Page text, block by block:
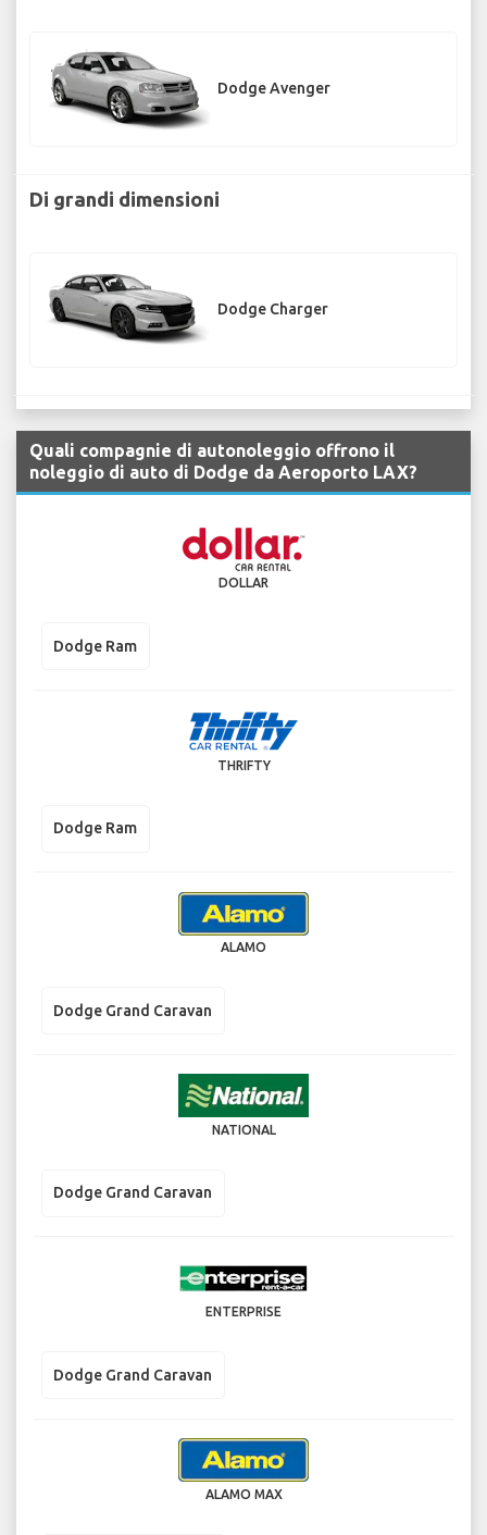
Dodge Avenger
Di grandi dimensioni
Dodge Charger
Quali compagnie di autonoleggio offrono il
noleggio di auto di Dodge da Aeroporto LAX?
DOLLAR
Dodge Ram
THRIFTY
Dodge Ram
ALAMO
Dodge Grand Caravan
NATIONAL
Dodge Grand Caravan
ENTERPRISE
Dodge Grand Caravan
ALAMO MAX